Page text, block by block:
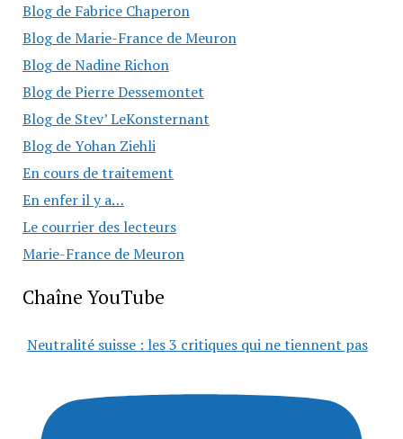
Blog de Fabrice Chaperon
Blog de Marie-France de Meuron
Blog de Nadine Richon
Blog de Pierre Dessemontet
Blog de Stev’ LeKonsternant
Blog de Yohan Ziehli
En cours de traitement
En enfer il y a…
Le courrier des lecteurs
Marie-France de Meuron
Chaîne YouTube
Neutralité suisse : les 3 critiques qui ne tiennent pas